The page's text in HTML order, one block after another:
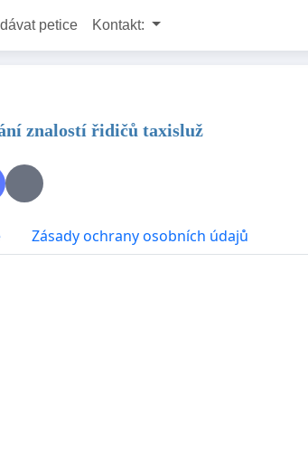
petice Kontakt:
znalostí řidičů taxisluž
Zásady ochrany osobních údajů